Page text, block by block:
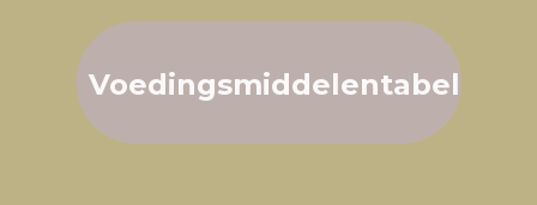
Voedingsmiddelentabel